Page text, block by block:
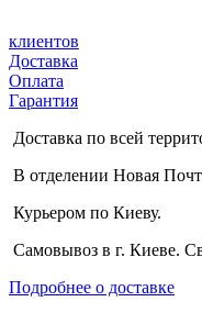
клиентов
Доставка
Оплата
Гарантия
Доставка по всей
В отделении Новая
Курьером по Киеву.
Самовывоз в г. Киеве.
Подробнее о доставке